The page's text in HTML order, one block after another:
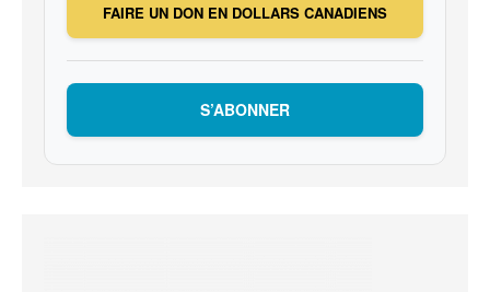
FAIRE UN DON EN DOLLARS CANADIENS
S’ABONNER